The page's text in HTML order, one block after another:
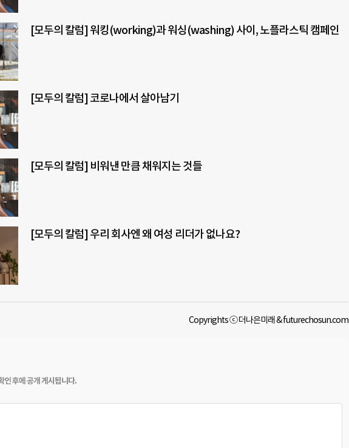
[모두의 칼럼] 워킹(working)과 워싱(washing) 사이, 노플라스틱 캠페인
[모두의 칼럼] 코로나에서 살아남기
[모두의 칼럼] 비워낸 만큼 채워지는 것들
[모두의 칼럼] 우리 회사엔 왜 여성 리더가 없나요?
Copyrights ⓒ 더나은미래 & futurechosun.com